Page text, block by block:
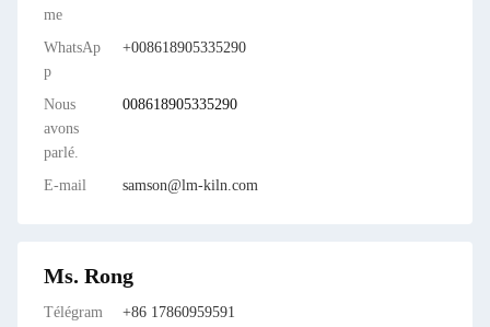
me
WhatsAp
p
+008618905335290
Nous
avons
parlé.
008618905335290
E-mail samson@lm-kiln.com
Ms. Rong
Télégram
+86 17860959591